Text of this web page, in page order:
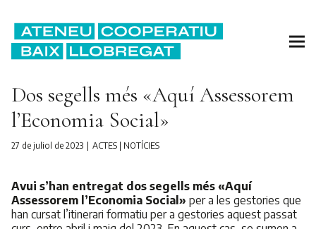
Dos segells més «Aquí Assessorem
l’Economia Social»
27 de juliol de 2023 ACTES NOTÍCIES
Avui s’han entregat dos segells més «Aquí
Assessorem l’Economia Social» per a les gestories que
han cursat l’itinerari formatiu per a gestories aquest passat